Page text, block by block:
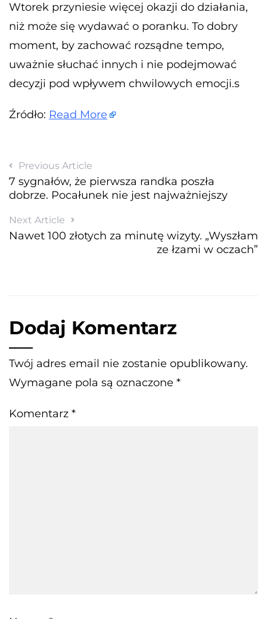
Wtorek przyniesie więcej okazji do działania,
niż może się wydawać o poranku. To dobry
moment, by zachować rozsądne tempo,
uważnie słuchać innych i nie podejmować
decyzji pod wpływem chwilowych emocji.s
Źródło: Read More
Previous Article
7 sygnałów, że pierwsza randka poszła
dobrze. Pocałunek nie jest najważniejszy
Next Article
Nawet 100 złotych za minutę wizyty. „Wyszłam
ze łzami w oczach”
Dodaj Komentarz
Twój adres email nie zostanie opublikowany.
Wymagane pola są oznaczone *
Komentarz *